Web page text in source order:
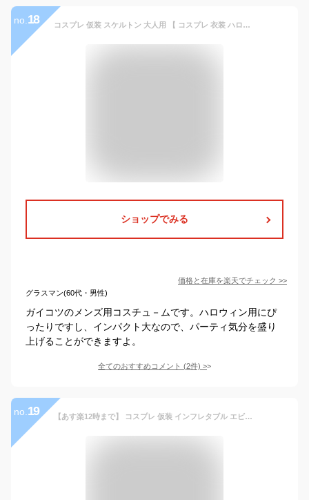
no. 18 コスプレ 仮装 スケルトン 大人用 【 コスプレ 衣装 ハロウィン 仮装 コスチューム パーティーグッズ ホラー 余興 怖い メンズ ガイコツ 男性用 骸骨 】
ショップでみる
価格と在庫を楽天でチェック >>
グラスマン(60代・男性)
ガイコツのメンズ用コスチュ－ムです。ハロウィン用にぴ
ったりですし、インパクト大なので、パーティ気分を盛り
上げることができますよ。
全てのおすすめコメント (2件) >
no. 19 【あす楽12時まで】 コスプレ 仮装 インフレタブル エビルクラウン 大人用 (ピエロ) 【 コスプレ 衣装 ハロウィン 仮装 コスチューム 悪魔 デビル 余興 男性用 怖いピエロ メンズ デビルクラウン ホラー サタンピエロ パーティーグッズ 】